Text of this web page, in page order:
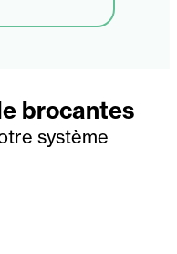
brocantes
système